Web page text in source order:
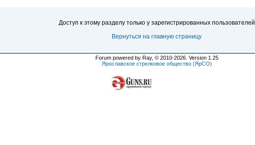
Доступ к этому разделу только у зарегистрированных пользователей
Вернуться на главную страницу
Forum powered by Ray, © 2010-2026. Version 1.25
Ярославское стрелковое общество (ЯрСО)